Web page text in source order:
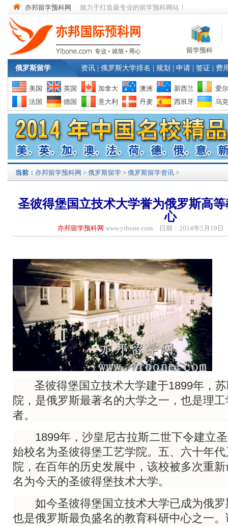
亦邦留学预科网 致力于打造最专业的留学预科网站！
留学预科
俄罗斯留学 资讯 俄罗斯大学排名 规划 申请 签证 费
美国 英国 加拿大 澳洲 新西兰
爱
法国
德国 意大利 丹麦 西班牙 乌
当前： 亦邦留学预科网 > 俄罗斯留学 > 俄罗斯留学资讯 >
圣彼得堡国立技术大学誉为俄罗斯高
心
亦邦留学预科网 www.yibone.com 日期：2014年5月19
圣彼得堡国立技术大学建于1899年，苏
院，是俄罗斯最著名的大学之一，也是理
者。
1899年，沙皇尼古拉斯二世下令建立圣
始校名为圣彼得堡工艺学院。五、六十年
院，在百年的历史发展中，该校被多次重
名为今天的圣彼得堡技术大学。
如今圣彼得堡国立技术大学已成为俄罗
也是俄罗斯最负盛名的教育科研中心之一